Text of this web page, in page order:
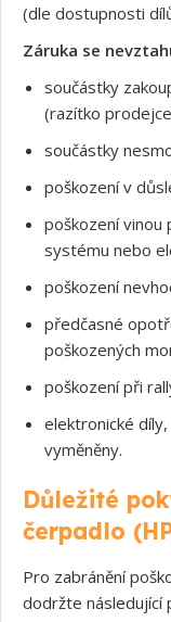
(dle dostupnosti
Záruka se
součástky
(razítko
součástky
poškození v
poškození vinou
systému nebo
poškození
předčasné
poškozených
poškození při
elektronické
vyměněny.
Důležité
čerpadlo
Pro zabránění
dodržte následující